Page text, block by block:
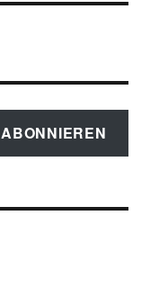
ABONNIEREN